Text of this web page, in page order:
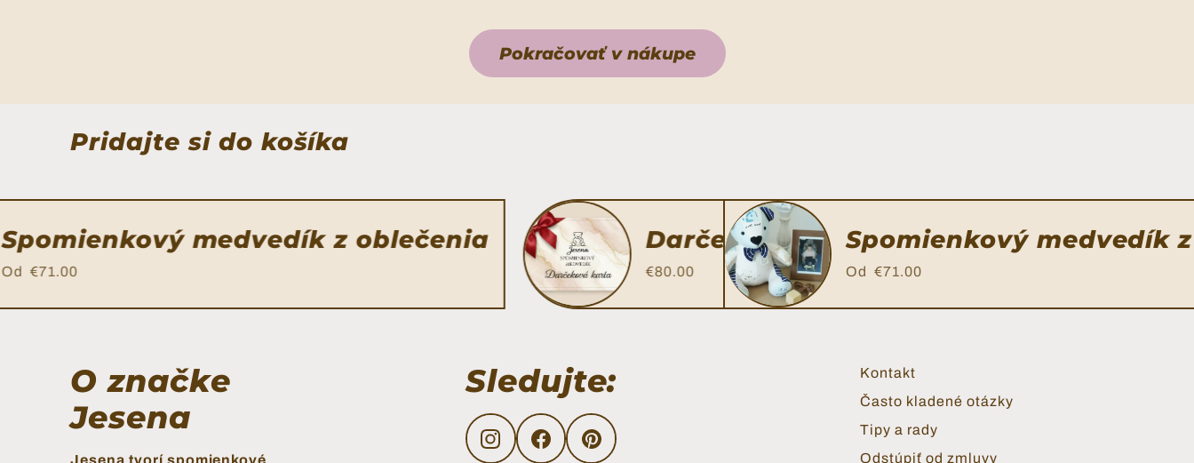
Pokračovať v nákupe
Pridajte si do košíka
medvedík z oblečenia
€71.00
Darčeková karta
€80.00
Výšivka
Spomienkový medvedík
Od €71.00
O značke
Jesena
Sledujte:
Translation missing: sk.general.social.links.instagram
Translation missing: sk.general.social.links.facebook
Translation missing: sk.general.social.links.pinterest
Kontakt
Často kladené otázky
Tipy a rady
Odstúpiť od zmluvy